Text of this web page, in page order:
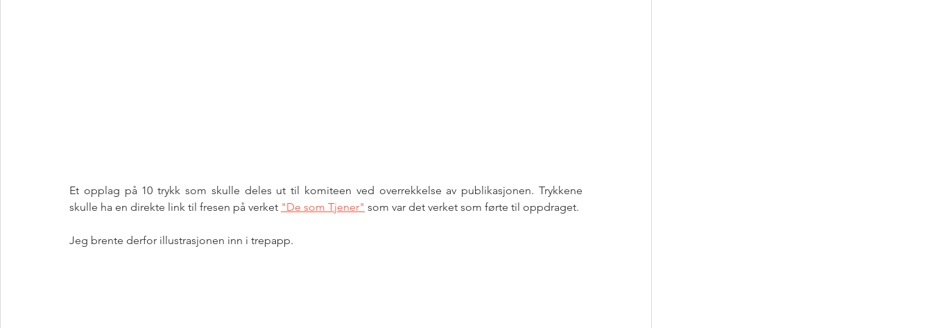
Et opplag på 10 trykk som skulle deles ut til komiteen ved overrekkelse av publikasjonen. Trykkene
skulle ha en direkte link til fresen på verket "De som Tjener" som var det verket som førte til oppdraget.
Jeg brente derfor illustrasjonen inn i trepapp.